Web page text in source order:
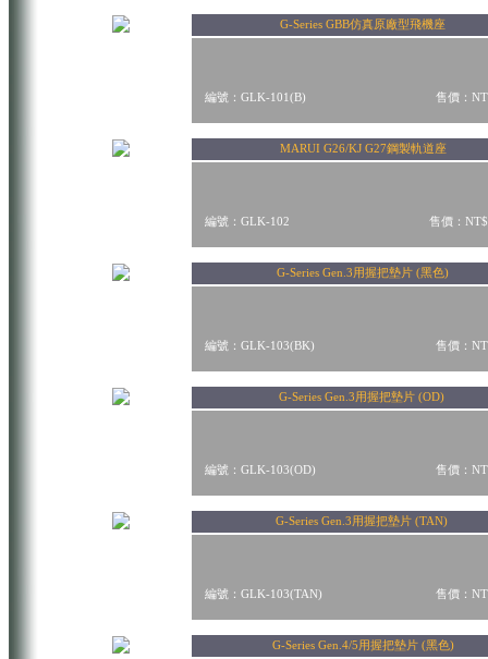
G-Series GBB仿真原廠型飛機座
編號：GLK-101(B) 售價：
MARUI G26/KJ G27鋼製軌道座
編號：GLK-102 售價：
G-Series Gen.3用握把墊片 (黑色)
編號：GLK-103(BK) 售價：
G-Series Gen.3用握把墊片 (OD)
編號：GLK-103(OD) 售價：
G-Series Gen.3用握把墊片 (TAN)
編號：GLK-103(TAN) 售價：
G-Series Gen.4/5用握把墊片 (黑色)